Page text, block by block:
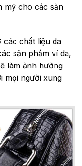
mỹ cho các sản
các chất liệu da
sản phẩm ví da,
làm ảnh hưởng
mọi người xung